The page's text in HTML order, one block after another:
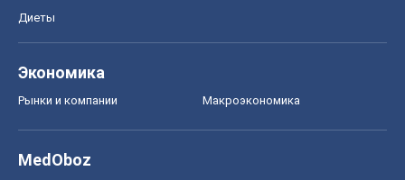
Диеты
Экономика
Рынки и компании Mакроэкономика
MedOboz